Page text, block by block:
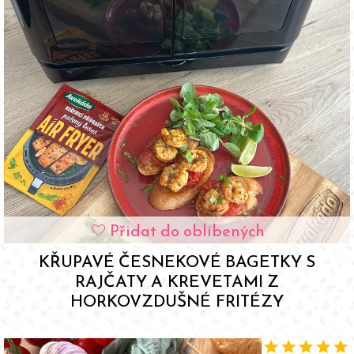
favoritePřidat do oblíbených
KŘUPAVÉ ČESNEKOVÉ BAGETKY S
RAJČATY A KREVETAMI Z
HORKOVZDUŠNÉ FRITÉZY
starstarstarstarstar